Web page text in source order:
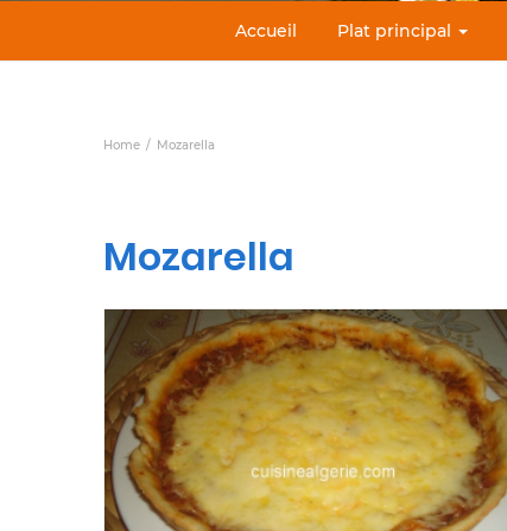
Accueil Plat principal
Home Mozarella
Mozarella